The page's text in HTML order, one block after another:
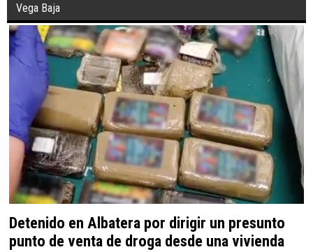
Vega Baja
Detenido en Albatera por dirigir un presunto
punto de venta de droga desde una vivienda